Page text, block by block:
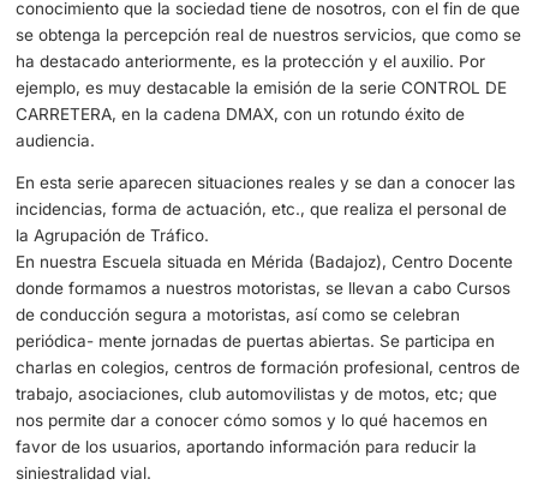
desarrollado la ATGC para concienciar a
población,especialmente a los jóvenes
conductores?
La labor divulgativa efectuada por esta ATGC se realiza
de las Oficinas Periféricas de Comunicación (OPC), que
Subsector provincial, efectúan clases o charlas de
en entidades públicas, tales como colegios (educación
primaria y secundaria), Universidades (estudiantes de
Criminología, Grado Superior de Transporte Logístico,
Medio de Conducción de vehículos de transporte por
etc.), así como en unidades del Ejército, para evitar los
accidentes en “itinere” y en misiones, hasta el punto que
ejemplo, durante el año 2023 se impartieron a nivel